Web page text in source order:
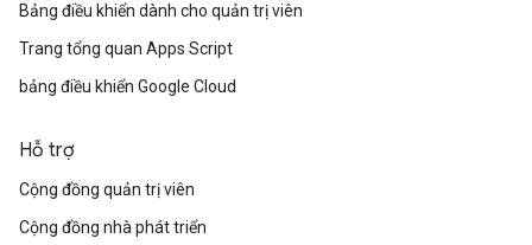
Bảng điều khiển dành cho quản trị viên
Trang tổng quan Apps Script
bảng điều khiển Google Cloud
Hỗ trợ
Cộng đồng quản trị viên
Cộng đồng nhà phát triển